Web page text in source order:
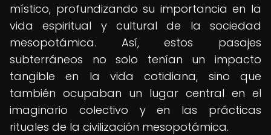
místico, profundizando su importancia en la
vida espiritual y cultural de la sociedad
mesopotámica. Así, estos pasajes
subterráneos no solo tenían un impacto
tangible en la vida cotidiana, sino que
también ocupaban un lugar central en el
imaginario colectivo y en las prácticas
rituales de la civilización mesopotámica.